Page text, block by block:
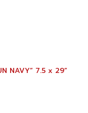
NAVY” 7.5 x 29”